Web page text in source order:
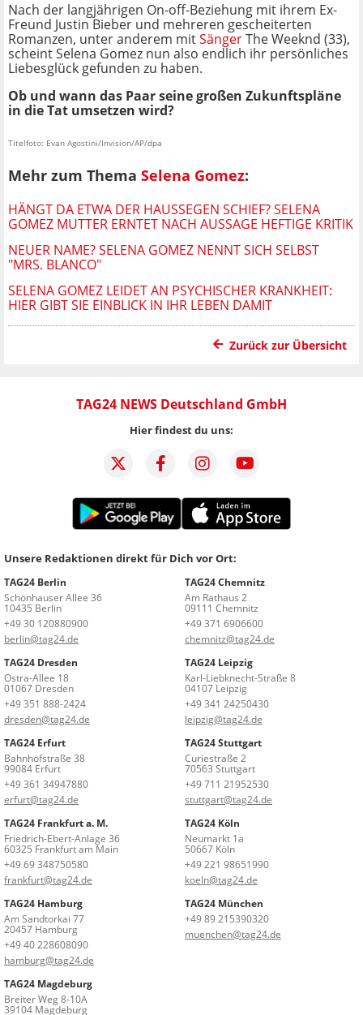
Nach der langjährigen On-off-Beziehung mit ihrem Ex-
Freund Justin Bieber und mehreren gescheiterten
Romanzen, unter anderem mitSängerThe Weeknd (33),
scheint Selena Gomez nun also endlich ihr persönliches
Liebesglück gefunden zu haben.
Ob und wann das Paar seine großen Zukunftspläne
in die Tat umsetzen wird?
Titelfoto: Evan Agostini/Invision/AP/dpa
Mehr zum Thema Selena Gomez:
HÄNGT DA ETWA DER HAUSSEGEN SCHIEF? SELENA
GOMEZ MUTTER ERNTET NACH AUSSAGE HEFTIGE KRITIK
NEUER NAME? SELENA GOMEZ NENNT SICH SELBST
"MRS. BLANCO"
SELENA GOMEZ LEIDET AN PSYCHISCHER KRANKHEIT:
HIER GIBT SIE EINBLICK IN IHR LEBEN DAMIT
Zurück zur Übersicht
TAG24 NEWS Deutschland GmbH
Hier findest du uns:
Unsere Redaktionen direkt für Dich vor Ort:
TAG24 Berlin
Schönhauser Allee 36
10435 Berlin
+49 30 120880900
berlin@tag24.de
TAG24 Chemnitz
Am Rathaus 2
09111 Chemnitz
+49 371 6906600
chemnitz@tag24.de
TAG24 Dresden
Ostra-Allee 18
01067 Dresden
+49 351 888-2424
dresden@tag24.de
TAG24 Leipzig
Karl-Liebknecht-Straße 8
04107 Leipzig
+49 341 24250430
leipzig@tag24.de
TAG24 Erfurt
Bahnhofstraße 38
99084 Erfurt
+49 361 34947880
erfurt@tag24.de
TAG24 Stuttgart
Curiestraße 2
70563 Stuttgart
+49 711 21952530
stuttgart@tag24.de
TAG24 Frankfurt a. M.
Friedrich-Ebert-Anlage 36
60325 Frankfurt am Main
+49 69 348750580
frankfurt@tag24.de
TAG24 Köln
Neumarkt 1a
50667 Köln
+49 221 98651990
koeln@tag24.de
TAG24 Hamburg
Am Sandtorkai 77
20457 Hamburg
+49 40 228608090
hamburg@tag24.de
TAG24 München
+49 89 215390320
muenchen@tag24.de
TAG24 Magdeburg
Breiter Weg 8-10A
39104 Magdeburg